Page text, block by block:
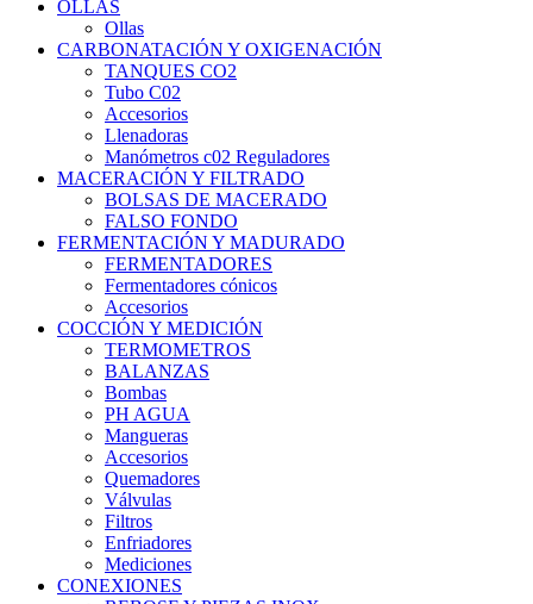
OLLAS
Ollas
CARBONATACIÓN Y OXIGENACIÓN
TANQUES CO2
Tubo C02
Accesorios
Llenadoras
Manómetros c02 Reguladores
MACERACIÓN Y FILTRADO
BOLSAS DE MACERADO
FALSO FONDO
FERMENTACIÓN Y MADURADO
FERMENTADORES
Fermentadores cónicos
Accesorios
COCCIÓN Y MEDICIÓN
TERMOMETROS
BALANZAS
Bombas
PH AGUA
Mangueras
Accesorios
Quemadores
Válvulas
Filtros
Enfriadores
Mediciones
CONEXIONES